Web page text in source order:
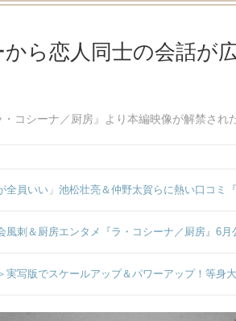
ら恋人同士の会話が
コシーナ／厨房』より本編映像が解禁された
員いい」池松壮亮＆仲野太賀らに熱い口コミ『
風刺＆厨房エンタメ『ラ・コシーナ／厨房』6月
実写版でスケールアップ＆パワーアップ！等身